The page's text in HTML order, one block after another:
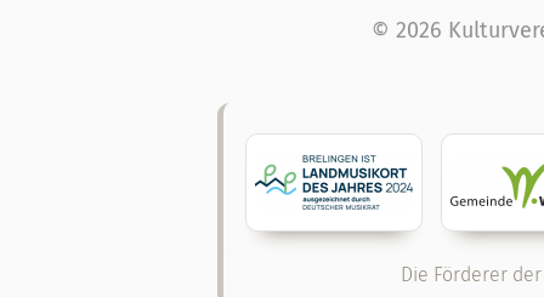
© 2026
Die Förderer